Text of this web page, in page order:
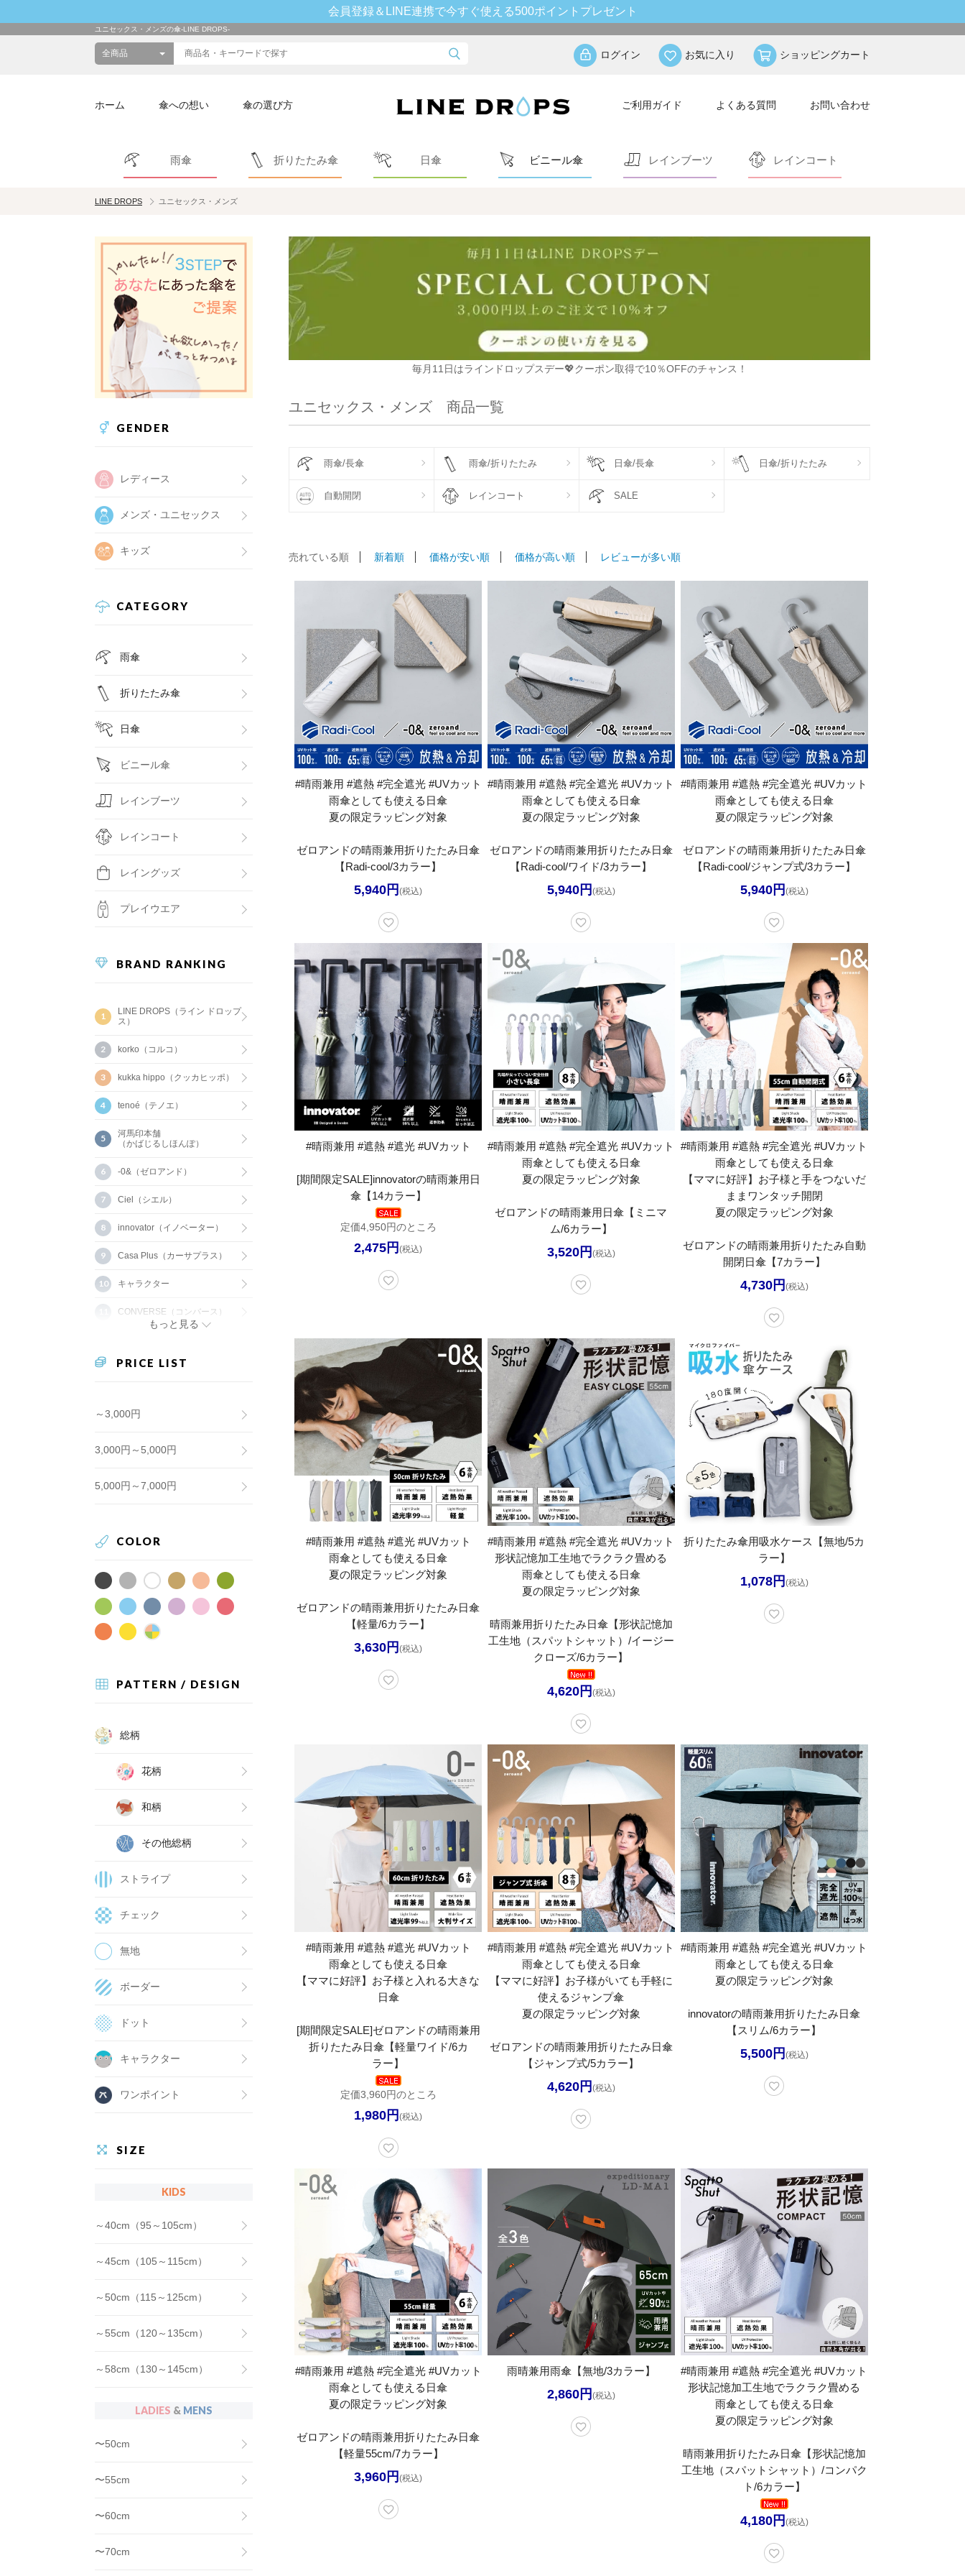
会員登録＆LINE連携で今すぐ使える500ポイントプレゼント
ユニセックス・メンズの傘-LINE DROPS-
ログイン お気に入り ショッピングカート
ホーム 傘への想い 傘の選び方 ご利用ガイド よくある質問 お問い合わせ
雨傘 折りたたみ傘 日傘 ビニール傘 レインブーツ レインコート
LINE DROPS ユニセックス・メンズ
GENDER
レディース
メンズ・ユニセックス
キッズ
CATEGORY
雨傘
折りたたみ傘
日傘
ビニール傘
レインブーツ
レインコート
レイングッズ
プレイウエア
BRAND RANKING
LINE DROPS（ライン ドロップ
ス）
korko（コルコ）
kukka hippo（クッカヒッポ）
tenoé（テノエ）
河馬印本舗
（かばじるしほんぽ）
-0&（ゼロアンド）
Ciel（シエル）
innovator（イノベーター）
Casa Plus（カーサプラス）
キャラクター
CONVERSE（コンバース）
もっと見る
PRICE LIST
～3,000円
3,000円～5,000円
5,000円～7,000円
COLOR
PATTERN / DESIGN
総柄
花柄
和柄
その他総柄
ストライプ
チェック
無地
ボーダー
ドット
キャラクター
ワンポイント
SIZE
KIDS
～40cm（95～105cm）
～45cm（105～115cm）
～50cm（115～125cm）
～55cm（120～135cm）
～58cm（130～145cm）
LADIES & MENS
〜50cm
〜55cm
〜60cm
〜70cm
毎月11日はラインドロップスデー💖クーポン取得で10％OFFのチャンス！
ユニセックス・メンズ 商品一覧
雨傘/長傘 雨傘/折りたたみ 日傘/長傘 日傘/折りたたみ
自動開閉 レインコート SALE
売れている順 新着順 価格が安い順 価格が高い順 レビューが多い順
#晴雨兼用 #遮熱 #完全遮光 #UVカット
雨傘としても使える日傘
夏の限定ラッピング対象
ゼロアンドの晴雨兼用折りたたみ日傘
【Radi-cool/3カラー】
5,940円 (税込)
#晴雨兼用 #遮熱 #完全遮光 #UVカット
雨傘としても使える日傘
夏の限定ラッピング対象
ゼロアンドの晴雨兼用折りたたみ日傘
【Radi-cool/ワイド/3カラー】
5,940円 (税込)
#晴雨兼用 #遮熱 #完全遮光 #UVカット
雨傘としても使える日傘
夏の限定ラッピング対象
ゼロアンドの晴雨兼用折りたたみ日傘
【Radi-cool/ジャンプ式/3カラー】
5,940円 (税込)
#晴雨兼用 #遮熱 #遮光 #UVカット
[期間限定SALE]innovatorの晴雨兼用日
傘【14カラー】
定価4,950円のところ
2,475円 (税込)
#晴雨兼用 #遮熱 #完全遮光 #UVカット
雨傘としても使える日傘
夏の限定ラッピング対象
ゼロアンドの晴雨兼用日傘【ミニマ
ム/6カラー】
3,520円 (税込)
#晴雨兼用 #遮熱 #完全遮光 #UVカット
雨傘としても使える日傘
【ママに好評】お子様と手をつないだ
ままワンタッチ開閉
夏の限定ラッピング対象
ゼロアンドの晴雨兼用折りたたみ自動
開閉日傘【7カラー】
4,730円 (税込)
#晴雨兼用 #遮熱 #遮光 #UVカット
雨傘としても使える日傘
夏の限定ラッピング対象
ゼロアンドの晴雨兼用折りたたみ日傘
【軽量/6カラー】
3,630円 (税込)
#晴雨兼用 #遮熱 #完全遮光 #UVカット
形状記憶加工生地でラクラク畳める
雨傘としても使える日傘
夏の限定ラッピング対象
晴雨兼用折りたたみ日傘【形状記憶加
工生地（スパットシャット）/イージー
クローズ/6カラー】
4,620円 (税込)
折りたたみ傘用吸水ケース【無地/5カ
ラー】
1,078円 (税込)
#晴雨兼用 #遮熱 #遮光 #UVカット
雨傘としても使える日傘
【ママに好評】お子様と入れる大きな
日傘
[期間限定SALE]ゼロアンドの晴雨兼用
折りたたみ日傘【軽量ワイド/6カ
ラー】
定価3,960円のところ
1,980円 (税込)
#晴雨兼用 #遮熱 #完全遮光 #UVカット
雨傘としても使える日傘
【ママに好評】お子様がいても手軽に
使えるジャンプ傘
夏の限定ラッピング対象
ゼロアンドの晴雨兼用折りたたみ日傘
【ジャンプ式/5カラー】
4,620円 (税込)
#晴雨兼用 #遮熱 #完全遮光 #UVカット
雨傘としても使える日傘
夏の限定ラッピング対象
innovatorの晴雨兼用折りたたみ日傘
【スリム/6カラー】
5,500円 (税込)
#晴雨兼用 #遮熱 #完全遮光 #UVカット
雨傘としても使える日傘
夏の限定ラッピング対象
ゼロアンドの晴雨兼用折りたたみ日傘
【軽量55cm/7カラー】
3,960円 (税込)
雨晴兼用雨傘【無地/3カラー】
2,860円 (税込)
#晴雨兼用 #遮熱 #完全遮光 #UVカット
形状記憶加工生地でラクラク畳める
雨傘としても使える日傘
夏の限定ラッピング対象
晴雨兼用折りたたみ日傘【形状記憶加
工生地（スパットシャット）/コンパク
ト/6カラー】
4,180円 (税込)